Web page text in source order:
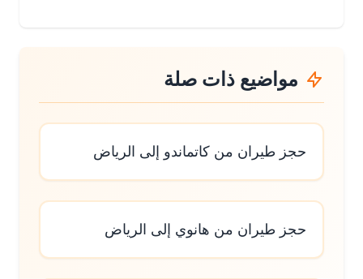
مواضيع ذات صلة
حجز طيران من كاتماندو إلى الرياض
حجز طيران من هانوي إلى الرياض